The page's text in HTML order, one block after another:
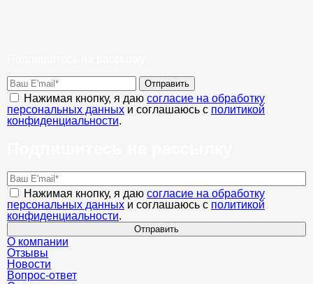
Отправить
Нажимая кнопку, я даю согласие на обработку
персональных данных и соглашаюсь с политикой
конфиденциальности.
Нажимая кнопку, я даю согласие на обработку
персональных данных и соглашаюсь с политикой
конфиденциальности.
Отправить
О компании
Отзывы
Новости
Вопрос-ответ